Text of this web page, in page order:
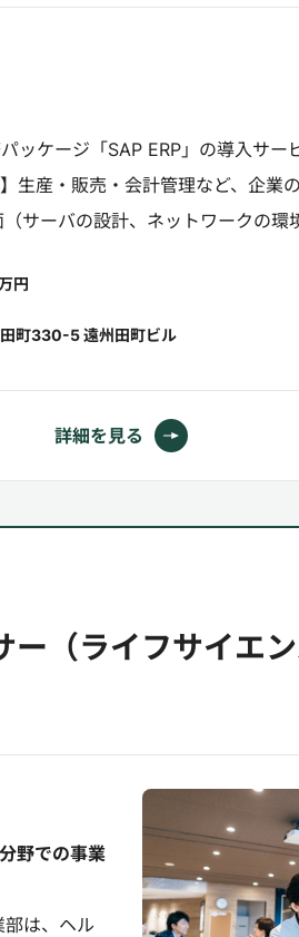
ッケージ「SAP ERP」の導入サ
生産・販売・会計管理など、企業
サーバの設計、ネットワークの環
円
町330-5 遠州田町ビル
詳細を見る
ー（ライフサイエ
野での事業
部は、ヘル